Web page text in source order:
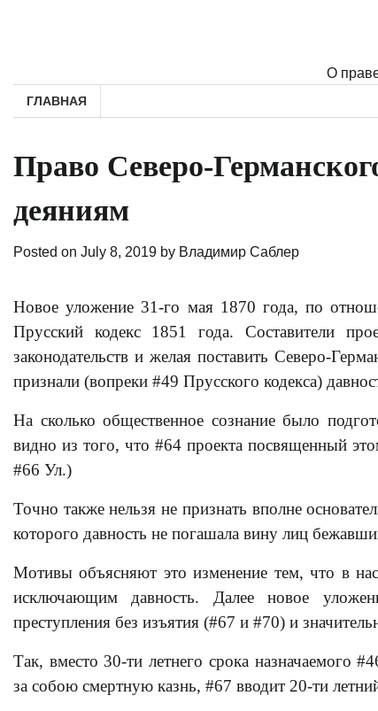
О
ГЛАВНАЯ
Право Северо-
деяниям
Posted on July 8, 2019 by Владимир Саблер
Новое уложение 31-го мая 1870 года, по
Прусский кодекс 1851 года. Составители
законодательств и желая поставить Северо-
признали (вопреки #49 Прусского кодекса)
На сколько общественное сознание было
видно из того, что #64 проекта посвященный
#66 Ул.)
Точно также нельзя не признать вполне
которого давность не погашала вину лиц
Мотивы объясняют это изменение тем, что в
исключающим давность. Далее новое
преступления без изъятия (#67 и #70) и
Так, вместо 30-ти летнего срока назначаемого
за собою смертную казнь, #67 вводит 20-ти